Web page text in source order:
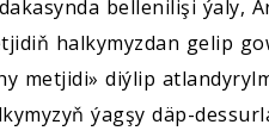
bellenilişi ýaly,
halkymyzdan gelip
metjidi» diýlip
ýagşy däp-